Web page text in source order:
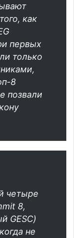
как
первых
только
8
позвали
четыре
8,
GESC)
не